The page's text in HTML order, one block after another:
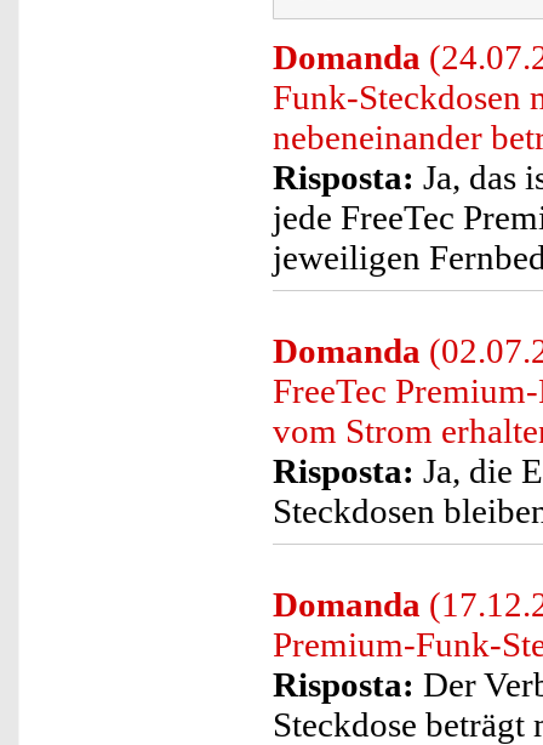
Domanda
Funk-Steckdosen
nebeneinander
Risposta: Ja, das
jede FreeTec
jeweiligen
Domanda
FreeTec
vom Strom
Risposta: Ja, die
Steckdosen
Domanda
Premium-Funk-
Risposta: Der
Steckdose